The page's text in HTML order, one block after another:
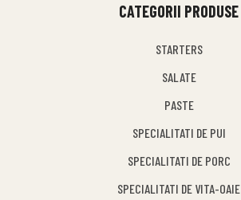
CATEGORII PRODUSE
STARTERS
SALATE
PASTE
SPECIALITATI DE PUI
SPECIALITATI DE PORC
SPECIALITATI DE VITA-OAIE